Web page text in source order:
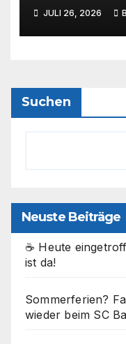
Emotionen
JULI 26, 2026
Suchen
Neuste Beiträge
☕ Heute
ist da!
Sommerferien?
wieder beim SC